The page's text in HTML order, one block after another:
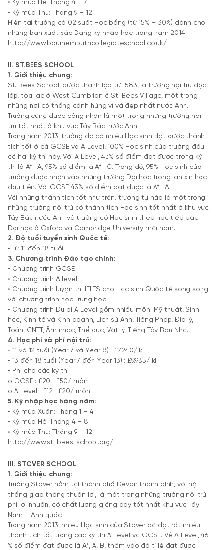
• Kỳ mùa Hè: Tháng 4 – 7
• Kỳ mùa Thu: Tháng 9 – 12
Hiện tại trường có 02 suất Học bổng (từ 15% – 30%) dành cho
những bạn xuất sắc Đăng ký nhập học trong năm 2014.
http://www.bournemouthcollegiateschool.co.uk/
II. ST.BEES SCHOOL
1. Giới thiệu chung:
St. Bees School, được thành lập từ 1583, là trường nội trú độc
lập, tọa lạc ở West Cumbrian ở St. Bees Village, một trong
những nơi có thắng cảnh hùng vĩ và đẹp nhất nước Anh.
Trường cũng được công nhận là một trong những trường nội
trú tốt nhất ở khu vực Tây Bắc nước Anh.
Trong năm 2013, trường đã có nhiều Học sinh đạt được thành
tích tốt ở cả GCSE và A Level, 100% Học sinh của trường đậu
cả hai kỳ thi này. Với A Level, 43% số điểm đạt được trong kỳ
thi là A*- A, 95% số điểm là A*- C. Trong đó, 95% Học sinh của
trường được nhận vào những trường Đại học trong lần xin học
đầu tiên. Với GCSE 43% số điểm đạt được là A*- A.
Với những thành tích tốt như trên, trường tự hào là một trong
những trường nội trú có thành tích Học sinh tốt nhất ở khu vực
Tây Bắc nước Anh và trường có Học sinh theo học tiếp bậc
Đại học ở Oxford và Cambridge University mỗi năm.
2. Độ tuổi tuyển sinh Quốc tế:
• Từ 11 đến 18 tuổi
3. Chương trình Đào tạo chính:
• Chương trình GCSE
• Chương trình A level
• Chương trình luyện thi IELTS cho Học sinh Quốc tế song song
với chương trình học Trung học
• Chương trình Dự bị A Level gồm nhiều môn: Mỹ thuật, Sinh
học, Kinh tế và Kinh doanh, Lịch sử Anh, Tiếng Pháp, Địa lý,
Toán, CNTT, Âm nhạc, Thể dục, Vật lý, Tiếng Tây Ban Nha.
4. Học phí và phí nội trú:
• 11 và 12 tuổi (Year 7 và Year 8) : £7.240/ kì
• 13 đến 18 tuổi (Year 7 đến Year 13) : £9.985/ kì
• Phí cho các kỳ thi
o GCSE : £20- £50/ môn
o A Level : £12- £20/ môn
5. Kỳ nhập học hàng năm:
• Kỳ mùa Xuân: Tháng 1 – 4
• Kỳ mùa Hè: Tháng 4 – 8
• Kỳ mùa Thu: Tháng 9 – 12
http://www.st-bees-school.org/
III. STOVER SCHOOL
1. Giới thiệu chung:
Trường Stover nằm tại thành phố Devon thanh bình, với hệ
thống giao thông thuận lợi, là một trong những trường nội trú
phi lợi nhuận, có chất lượng giảng dạy tốt nhất khu vực Tây
Nam – Anh quốc.
Trong năm 2013, nhiều Học sinh của Stover đã đạt rất nhiều
thành tích tốt trong các kỳ thi A Level và GCSE. Về A Level, 46
% số điểm đạt được là A*, A, B, thêm vào đó tỉ lệ đạt được